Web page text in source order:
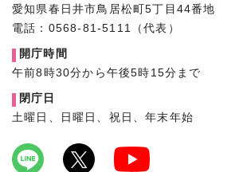
愛知県春日井市鳥居松町5丁目44番地
電話：0568-81-5111（代表）
開庁時間
午前8時30分から午後5時15分まで
閉庁日
土曜日、日曜日、祝日、年末年始